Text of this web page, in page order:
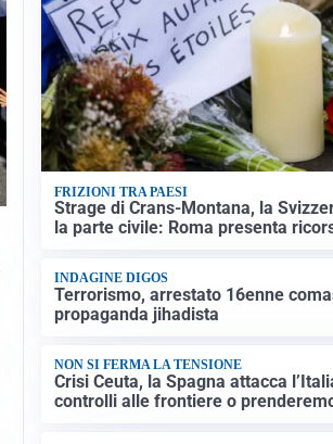
FRIZIONI TRA PAESI
Strage di Crans-Montana, la
la parte civile: Roma presenta
INDAGINE DIGOS
Terrorismo, arrestato 16enne
propaganda jihadista
NON SI FERMA LA TENSIONE
Crisi Ceuta, la Spagna attacca
controlli alle frontiere o